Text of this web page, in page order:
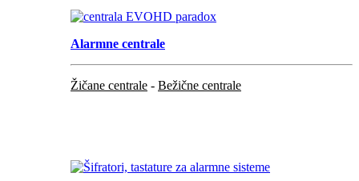
Alarmne centrale
Žičane centrale - Bežične centrale